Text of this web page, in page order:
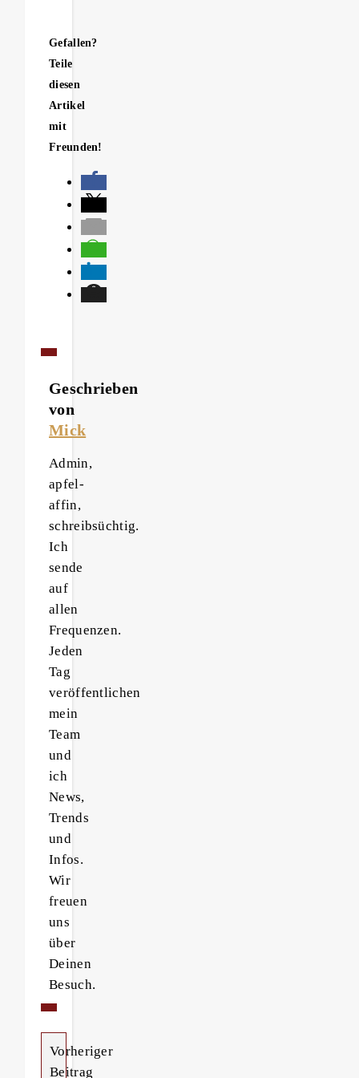
Gefallen?
Teile
diesen
Artikel
mit
Freunden!
Geschrieben
von
Mick
Admin,
apfel-
affin,
schreibsüchtig.
Ich
sende
auf
allen
Frequenzen.
Jeden
Tag
veröffentlichen
mein
Team
und
ich
News,
Trends
und
Infos.
Wir
freuen
uns
über
Deinen
Besuch.
Vorheriger
Beitrag